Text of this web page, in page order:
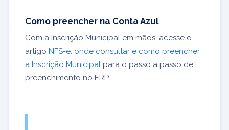
Como preencher na Conta Azul
Com a Inscrição Municipal em mãos, acesse o
artigo NFS-e: onde consultar e como preencher
a Inscrição Municipal para o passo a passo de
preenchimento no ERP.